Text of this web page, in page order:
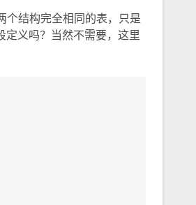
个结构完全相同的表，只是
定义吗？当然不需要，这里